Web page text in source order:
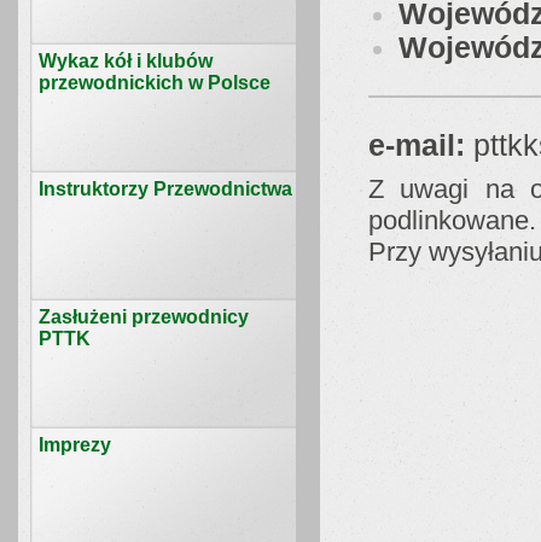
Wykaz kół i klubów
przewodnickich w Polsce
Instruktorzy Przewodnictwa
Zasłużeni przewodnicy
PTTK
Imprezy
e-mail:
Z uwagi na
podlinkowane.
Przy